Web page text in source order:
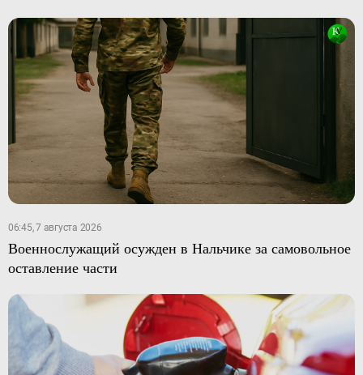
06:45, 7 августа 2026
Военнослужащий осужден в Нальчике за самовольное
оставление части